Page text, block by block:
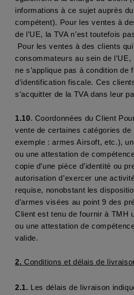
informations à ce sujet auprès
compétent). Pour les ventes à
de l’UE, la TVA n’est toutefois
consommateurs au sein de l’UE,
ne s’applique pas à condition de
d’identification fiscale. Ces
s’acquitter de la TVA dans leur
1.10. Coordonnées du Client
vente de certaines catégories de
exemple : armes Airsoft, etc.),
ou une attestation de
copie d’une pièce d’identité ou
autorisation d’exercer une
requise, nonobstant les
d’armes visées au point 9 des
Client est tenu de fournir à TMH
ou une attestation de
valide.
2. Conditions et délais de
2.1.
Les délais de livraison